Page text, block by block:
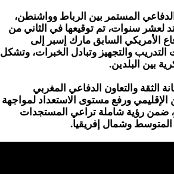
المستمر بين الرباط وواشنطن،
لعشر سنوات، تم توقيعها في الثاني من
الدفاع الأمريكي السابق مارك إسبر إلى
والتجهيز وتبادل الخبرات، وتشكل
بين البلدين.
الثقة والتعاون الدفاعي المغربي
الإقليمي ورفع مستوى الاستعداد لمواجهة
ضمن رؤية شاملة تراعي المستجدات
المتوسط وشمال إفريقيا.